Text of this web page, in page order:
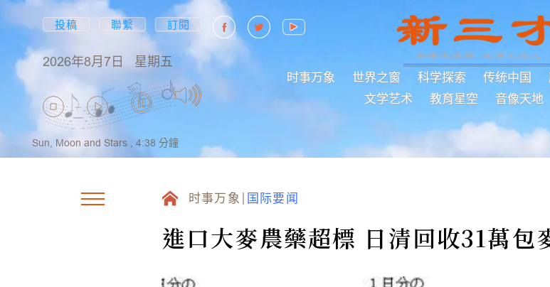
投稿 聯繫 訂閱
2026年8月7日 星期五
时事万象 世界之窗 科学探索 传统中国
文学艺术
教育星空 音像天地
Sun, Moon and Stars , 4:38 分鐘
时事万象 国际要闻
進口大麥農藥超標 日清回收31萬包